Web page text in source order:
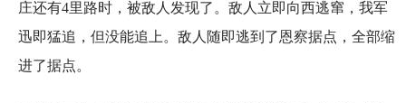
庄还有4里路时，被敌人发现了。敌人立即向西逃窜，我军
迅即猛追，但没能追上。敌人随即逃到了恩察据点，全部缩
进了据点。